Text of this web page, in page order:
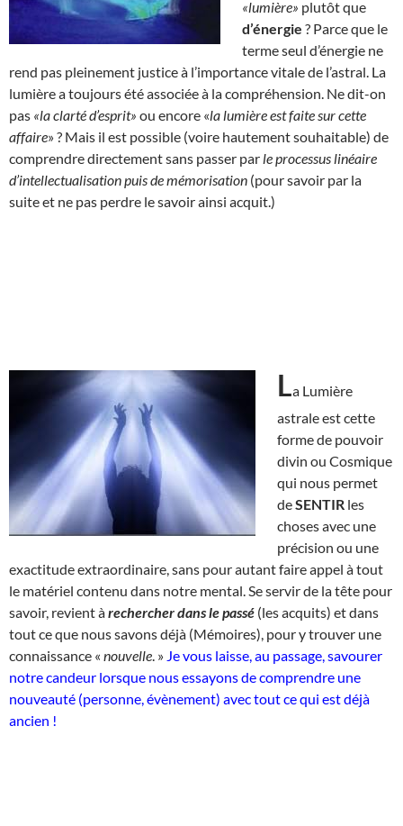
«lumière» plutôt que
d’énergie ? Parce que le
terme seul d’énergie ne
rend pas pleinement justice à l’importance vitale de l’astral. La
lumière a toujours été associée à la compréhension. Ne dit-on
pas «la clarté d’esprit» ou encore «la lumière est faite sur cette
affaire» ? Mais il est possible (voire hautement souhaitable) de
comprendre directement sans passer par le processus linéaire
d’intellectualisation puis de mémorisation (pour savoir par la
suite et ne pas perdre le savoir ainsi acquit.)
La Lumière
astrale est cette
forme de pouvoir
divin ou Cosmique
qui nous permet
deSENTIR les
choses avec une
précision ou une
exactitude extraordinaire, sans pour autant faire appel à tout
le matériel contenu dans notre mental. Se servir de la tête pour
savoir, revient àrechercher dans le passé (les acquits) et dans
tout ce que nous savons déjà (Mémoires), pour y trouver une
connaissance « nouvelle . » Je vous laisse, au passage, savourer
notre candeur lorsque nous essayons de comprendre une
nouveauté (personne, évènement) avec tout ce qui est déjà
ancien !